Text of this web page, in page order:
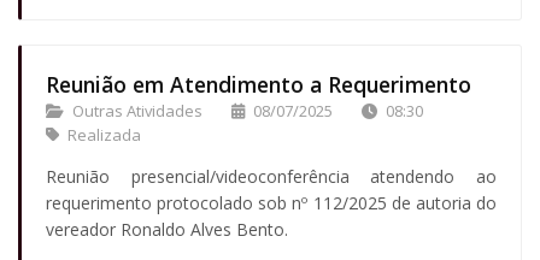
Reunião em Atendimento a Requerimento
Outras Atividades 08/07/2025
08:30
Realizada
Reunião presencial/videoconferência atendendo ao
requerimento protocolado sob nº 112/2025 de autoria do
vereador Ronaldo Alves Bento.